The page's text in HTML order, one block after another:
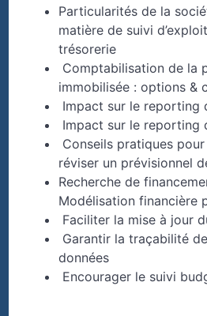
Particularités de la
matière de suivi
trésorerie
Comptabilisation de la
immobilisée : options &
Impact sur le reporting
Impact sur le reporting
Conseils pratiques
réviser un prévisionnel
Recherche de
Modélisation financière
Faciliter la mise à jour
Garantir la traçabilité
données
Encourager le suivi